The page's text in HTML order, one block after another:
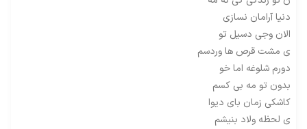
دنیا آرامان نسازی
الان وجی دسیل تو
ی مشت قرص ها وردسم
دورم شلوغه اما خو
بدون تو مه بی کسم
کاشکی زمان بای دیوا
ی لحظه ولاد بنیشم